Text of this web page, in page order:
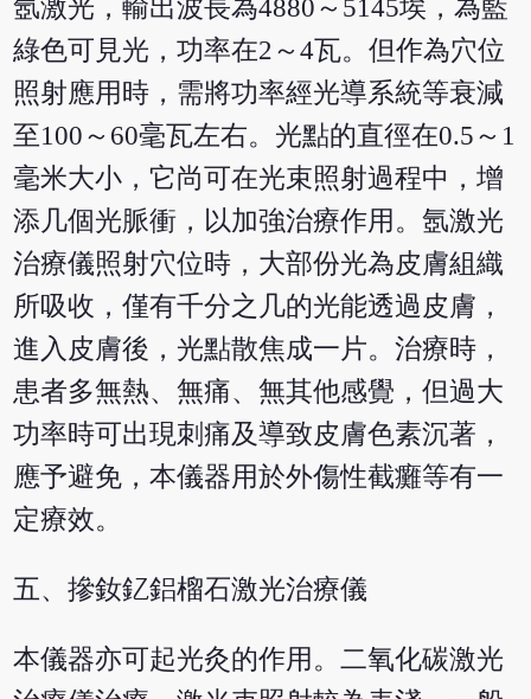
氬激光，輸出波長為4880～5145埃，為藍
綠色可見光，功率在2～4瓦。但作為穴位
照射應用時，需將功率經光導系統等衰減
至100～60毫瓦左右。光點的直徑在0.5～1
毫米大小，它尚可在光束照射過程中，增
添几個光脈衝，以加強治療作用。氬激光
治療儀照射穴位時，大部份光為皮膚組織
所吸收，僅有千分之几的光能透過皮膚，
進入皮膚後，光點散焦成一片。治療時，
患者多無熱、無痛、無其他感覺，但過大
功率時可出現刺痛及導致皮膚色素沉著，
應予避免，本儀器用於外傷性截癱等有一
定療效。
五、摻釹釔鋁榴石激光治療儀
本儀器亦可起光灸的作用。二氧化碳激光